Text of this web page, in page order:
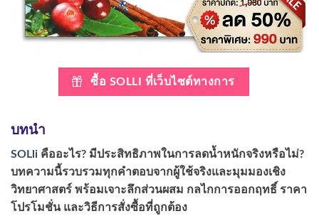
ซื้อ SOLLI ที่เว็บไซต์ทางการ
บทนำ
SOLli คืออะไร? มีประสิทธิภาพในการลดน้ำหนักจริงหรือไม่?
บทความนี้รวบรวมทุกคำตอบจากผู้ใช้จริงและมุมมองเชิง
วิทยาศาสตร์ พร้อมเจาะลึกส่วนผสม กลไกการออกฤทธิ์ ราคา
โปรโมชั่น และวิธีการสั่งซื้อที่ถูกต้อง